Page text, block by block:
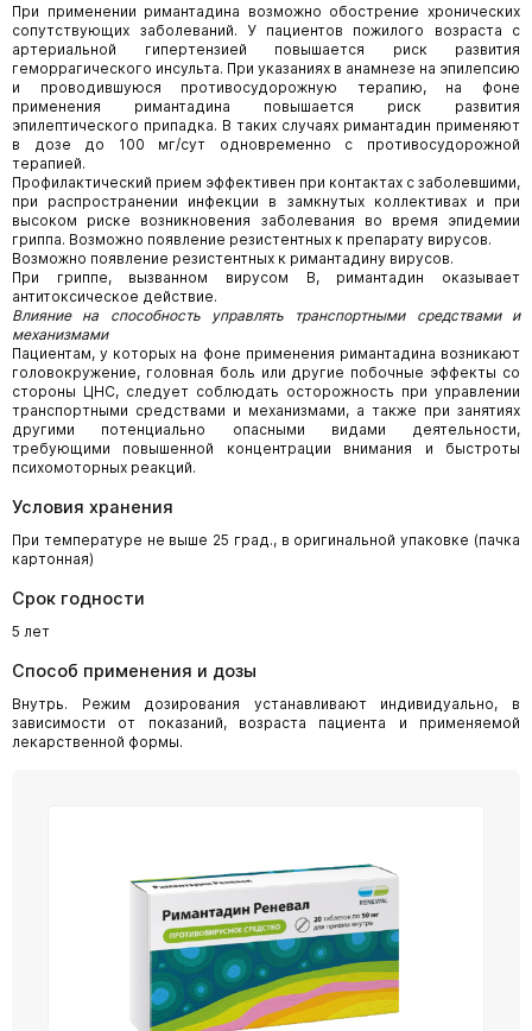
При применении римантадина возможно обострение хронических
сопутствующих заболеваний. У пациентов пожилого возраста с
артериальной гипертензией повышается риск развития
геморрагического инсульта. При указаниях в анамнезе на эпилепсию
и проводившуюся противосудорожную терапию, на фоне
применения римантадина повышается риск развития
эпилептического припадка. В таких случаях римантадин применяют
в дозе до 100 мг/сут одновременно с противосудорожной
терапией.
Профилактический прием эффективен при контактах с заболевшими,
при распространении инфекции в замкнутых коллективах и при
высоком риске возникновения заболевания во время эпидемии
гриппа. Возможно появление резистентных к препарату вирусов.
Возможно появление резистентных к римантадину вирусов.
При гриппе, вызванном вирусом В, римантадин оказывает
антитоксическое действие.
Влияние на способность управлять транспортными средствами и
механизмами
Пациентам, у которых на фоне применения римантадина возникают
головокружение, головная боль или другие побочные эффекты со
стороны ЦНС, следует соблюдать осторожность при управлении
транспортными средствами и механизмами, а также при занятиях
другими потенциально опасными видами деятельности,
требующими повышенной концентрации внимания и быстроты
психомоторных реакций.
Условия хранения
При температуре не выше 25 град., в оригинальной упаковке (пачка
картонная)
Срок годности
5 лет
Способ применения и дозы
Внутрь. Режим дозирования устанавливают индивидуально, в
зависимости от показаний, возраста пациента и применяемой
лекарственной формы.